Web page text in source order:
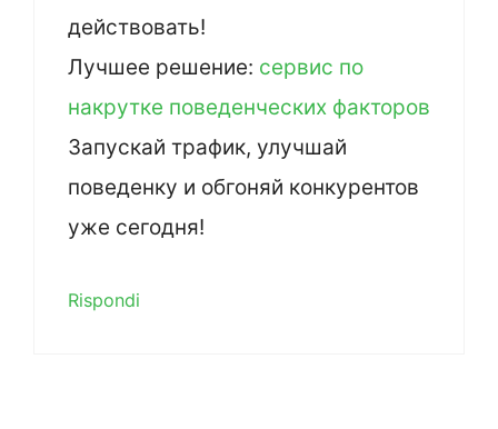
действовать!
Лучшее решение: сервис по
накрутке поведенческих факторов
Запускай трафик, улучшай
поведенку и обгоняй конкурентов
уже сегодня!
Rispondi